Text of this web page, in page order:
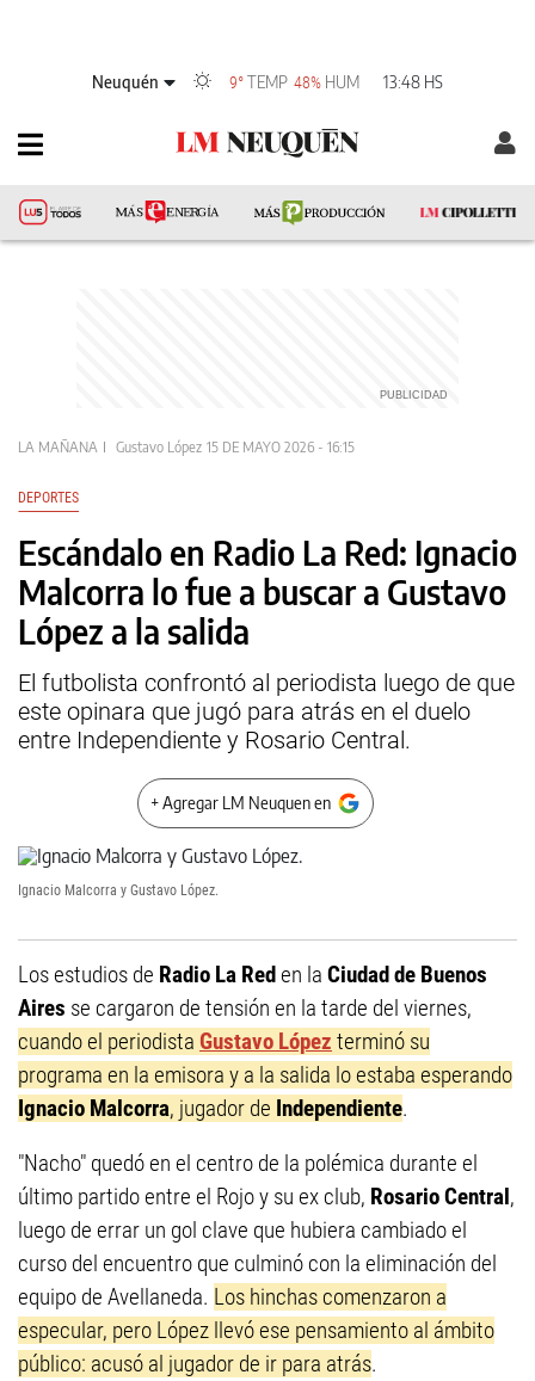
Neuquén 9°TEMP 48% HUM 13:48 HS
LA MAÑANA Gustavo López 15 DE MAYO 2026 - 16:15
DEPORTES
Escándalo en Radio La Red: Ignacio
Malcorra lo fue a buscar a Gustavo
López a la salida
El futbolista confrontó al periodista luego de que
este opinara que jugó para atrás en el duelo
entre Independiente y Rosario Central.
+ Agregar LM Neuquen en
Ignacio Malcorra y Gustavo López.
Los estudios de Radio La Reden la Ciudad de Buenos
Aires se cargaron de tensión en la tarde del viernes,
cuando el periodista Gustavo López terminó su
programa en la emisora y a la salida lo estaba esperando
Ignacio Malcorra, jugador de Independiente.
"Nacho" quedó en el centro de la polémica durante el
último partido entre el Rojo y su ex club, Rosario Central,
luego de errar un gol clave que hubiera cambiado el
curso del encuentro que culminó con la eliminación del
equipo de Avellaneda. Los hinchas comenzaron a
especular, pero López llevó ese pensamiento al ámbito
público: acusó al jugador de ir para atrás.